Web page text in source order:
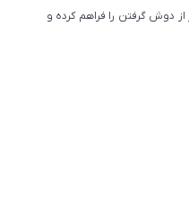
دوش گرفتن را فراهم کرده و